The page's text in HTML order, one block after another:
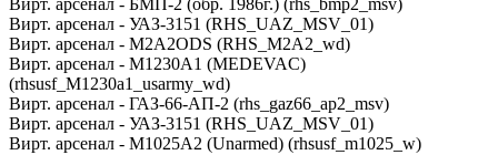
Вирт. арсенал - БМП-2 (обр. 1986г.) (rhs_bmp2_msv)
Вирт. арсенал - УАЗ-3151 (RHS_UAZ_MSV_01)
Вирт. арсенал - M2A2ODS (RHS_M2A2_wd)
Вирт. арсенал - M1230A1 (MEDEVAC)
(rhsusf_M1230a1_usarmy_wd)
Вирт. арсенал - ГАЗ-66-АП-2 (rhs_gaz66_ap2_msv)
Вирт. арсенал - УАЗ-3151 (RHS_UAZ_MSV_01)
Вирт. арсенал - M1025A2 (Unarmed) (rhsusf_m1025_w)